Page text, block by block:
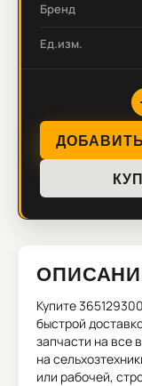
Бренд
Ед.изм.
Купите
быстрой
запчасти на все
на
или рабочей,